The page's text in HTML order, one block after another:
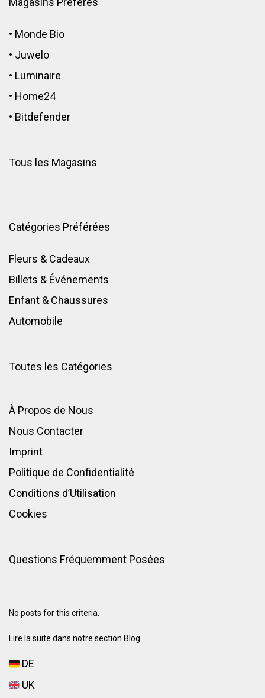
• Monde Bio
• Juwelo
• Luminaire
• Home24
• Bitdefender
Tous les Magasins
Catégories Préférées
Fleurs & Cadeaux
Billets & Événements
Enfant & Chaussures
Automobile
Toutes les Catégories
À Propos de Nous
Nous Contacter
Imprint
Politique de Confidentialité
Conditions d’Utilisation
Cookies
Questions Fréquemment Posées
No posts for this criteria.
Lire la suite dans notre section Blog...
DE
UK